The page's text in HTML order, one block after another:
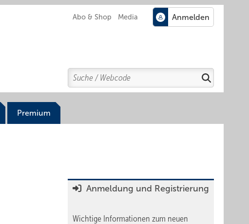
Abo & Shop Media
Search
Suchen
Premium
Anmeldung und Registrierung
Wichtige Informationen zum neuen